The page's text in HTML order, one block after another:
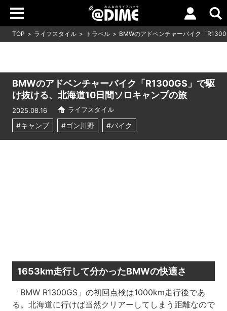
TOP ライフスタイル トラベル BMWのアドベンチャーバイク「
BMWのアドベンチャーバイク「R1300GS」で駆
け抜ける、北海道10日間ソロキャンプの旅
2025.08.16 ライフスタイル
#キャンプ #ゴン川野 #バイク
1653km走行して分かったBMWの快適さ
「BMW R1300GS」の初回点検は1000km走行後であ
る。北海道に行けば当然クリアーしてしまう距離なので